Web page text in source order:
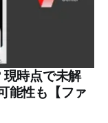
時点で未解
能性も【ファ